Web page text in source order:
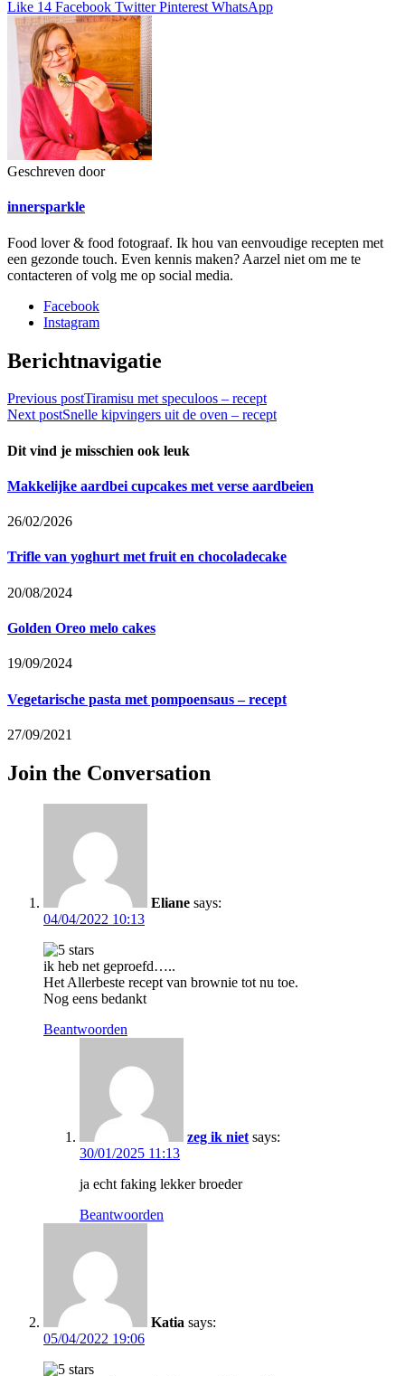
Like 14 Facebook Twitter Pinterest WhatsApp
Geschreven door
innersparkle
Food lover & food fotograaf. Ik hou van eenvoudige recepten met
een gezonde touch. Even kennis maken? Aarzel niet om me te
contacteren of volg me op social media.
Facebook
Instagram
Berichtnavigatie
Previous postTiramisu met speculoos – recept
Next postSnelle kipvingers uit de oven – recept
Dit vind je misschien ook leuk
Makkelijke aardbei cupcakes met verse aardbeien
26/02/2026
Trifle van yoghurt met fruit en chocoladecake
20/08/2024
Golden Oreo melo cakes
19/09/2024
Vegetarische pasta met pompoensaus – recept
27/09/2021
Join the Conversation
Eliane says:
04/04/2022 10:13
ik heb net geproefd…..
Het Allerbeste recept van brownie tot nu toe.
Nog eens bedankt
Beantwoorden
zeg ik niet says:
30/01/2025 11:13
ja echt faking lekker broeder
Beantwoorden
Katia says:
05/04/2022 19:06